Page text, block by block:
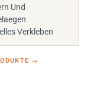
Und
Verkleben
→